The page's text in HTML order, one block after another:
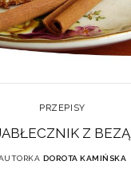
PRZEPISY
Z BEZĄ
DOROTA KAMIŃSKA